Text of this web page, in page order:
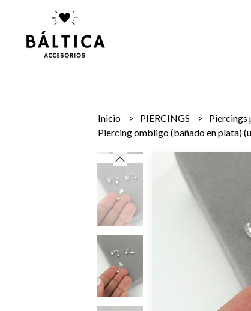
Inicio PIERCINGS
Piercings
Piercing ombligo (bañado en plata)